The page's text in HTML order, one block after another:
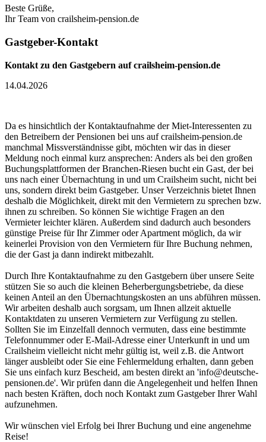
Beste Grüße,
Ihr Team von crailsheim-pension.de
Gastgeber-Kontakt
Kontakt zu den Gastgebern auf crailsheim-pension.de
14.04.2026
Da es hinsichtlich der Kontaktaufnahme der Miet-Interessenten zu
den Betreibern der Pensionen bei uns auf crailsheim-pension.de
manchmal Missverständnisse gibt, möchten wir das in dieser
Meldung noch einmal kurz ansprechen: Anders als bei den großen
Buchungsplattformen der Branchen-Riesen bucht ein Gast, der bei
uns nach einer Übernachtung in und um Crailsheim sucht, nicht bei
uns, sondern direkt beim Gastgeber. Unser Verzeichnis bietet Ihnen
deshalb die Möglichkeit, direkt mit den Vermietern zu sprechen bzw.
ihnen zu schreiben. So können Sie wichtige Fragen an den
Vermieter leichter klären. Außerdem sind dadurch auch besonders
günstige Preise für Ihr Zimmer oder Apartment möglich, da wir
keinerlei Provision von den Vermietern für Ihre Buchung nehmen,
die der Gast ja dann indirekt mitbezahlt.
Durch Ihre Kontaktaufnahme zu den Gastgebern über unsere Seite
stützen Sie so auch die kleinen Beherbergungsbetriebe, da diese
keinen Anteil an den Übernachtungskosten an uns abführen müssen.
Wir arbeiten deshalb auch sorgsam, um Ihnen allzeit aktuelle
Kontaktdaten zu unseren Vermietern zur Verfügung zu stellen.
Sollten Sie im Einzelfall dennoch vermuten, dass eine bestimmte
Telefonnummer oder E-Mail-Adresse einer Unterkunft in und um
Crailsheim vielleicht nicht mehr gültig ist, weil z.B. die Antwort
länger ausbleibt oder Sie eine Fehlermeldung erhalten, dann geben
Sie uns einfach kurz Bescheid, am besten direkt an 'info@deutsche-
pensionen.de'. Wir prüfen dann die Angelegenheit und helfen Ihnen
nach besten Kräften, doch noch Kontakt zum Gastgeber Ihrer Wahl
aufzunehmen.
Wir wünschen viel Erfolg bei Ihrer Buchung und eine angenehme
Reise!